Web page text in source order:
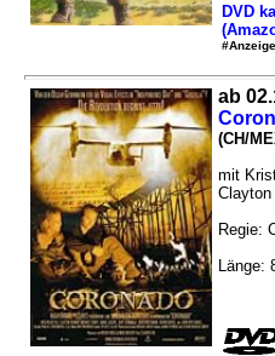
DVD
#Anzeige
ab
(CH/
mit
Clayton
Regie:
Länge: